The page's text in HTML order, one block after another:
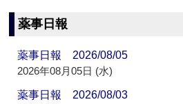
薬事日報
薬事日報 2026/08/05
2026年08月05日 (水)
薬事日報 2026/08/03